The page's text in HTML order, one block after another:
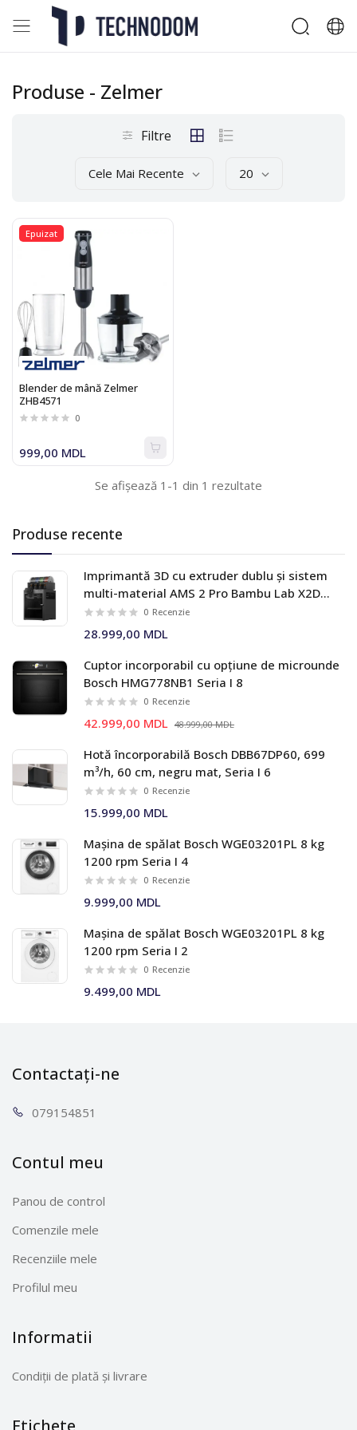
Produse recente
Imprimantă 3D cu extruder dublu și sistem
multi-material AMS 2 Pro Bambu Lab X2D
Combo
0 Recenzie
28.999,00 MDL
Cuptor incorporabil cu opțiune de microunde
Bosch HMG778NB1 Seria I 8
0 Recenzie
42.999,00 MDL 48.999,00 MDL
Hotă încorporabilă Bosch DBB67DP60, 699
m³/h, 60 cm, negru mat, Seria I 6
0 Recenzie
15.999,00 MDL
Mașina de spălat Bosch WGE03201PL 8 kg
1200 rpm Seria I 4
0 Recenzie
9.999,00 MDL
Mașina de spălat Bosch WGE03201PL 8 kg
1200 rpm Seria I 2
0 Recenzie
9.499,00 MDL
Produse - Zelmer
Filtre
Cele Mai Recente 20
Epuizat
Blender de mână Zelmer
ZHB4571
0
999,00 MDL
Se afișează 1-1 din 1 rezultate
Contactați-ne
0791 54851
Contul meu
Panou de control
Comenzile mele
Recenziile mele
Profilul meu
Informatii
Condiții de plată și livrare
Etichete